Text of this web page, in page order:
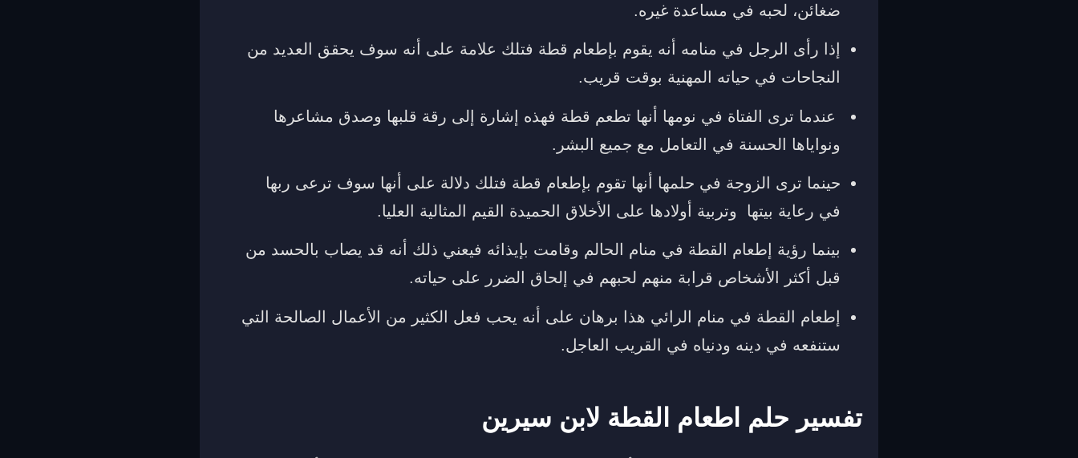
ضغائن، لحبه في مساعدة غيره.
إذا رأى الرجل في منامه أنه يقوم بإطعام قطة فتلك علامة على أنه سوف يحقق العديد من
النجاحات في حياته المهنية بوقت قريب.
عندما ترى الفتاة في نومها أنها تطعم قطة فهذه إشارة إلى رقة قلبها وصدق مشاعرها
ونواياها الحسنة في التعامل مع جميع البشر.
حينما ترى الزوجة في حلمها أنها تقوم بإطعام قطة فتلك دلالة على أنها سوف ترعى ربها
في رعاية بيتها وتربية أولادها على الأخلاق الحميدة القيم المثالية العليا.
بينما رؤية إطعام القطة في منام الحالم وقامت بإيذائه فيعني ذلك أنه قد يصاب بالحسد من
قبل أكثر الأشخاص قرابة منهم لحبهم في إلحاق الضرر على حياته.
إطعام القطة في منام الرائي هذا برهان على أنه يحب فعل الكثير من الأعمال الصالحة التي
ستنفعه في دينه ودنياه في القريب العاجل.
تفسير حلم اطعام القطة لابن سيرين